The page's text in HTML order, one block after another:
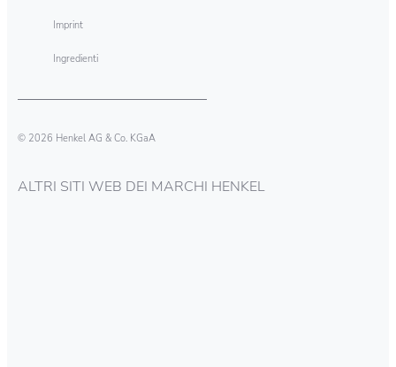
Imprint
Ingredienti
© 2026 Henkel AG & Co. KGaA
ALTRI SITI WEB DEI MARCHI HENKEL